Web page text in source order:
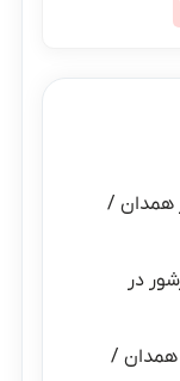
همدان /
در
همدان /